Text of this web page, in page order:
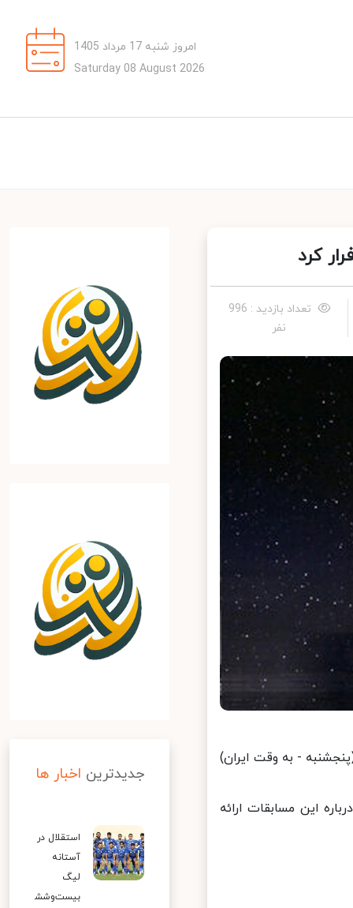
امروز شنبه 17 مرداد 1405
Saturday 08 August 2026
کرد
تعداد بازدید : 996
نفر
جام جهانی ۲۰۲۶ از ساعت ۱۰:۳۰ امروز (پنجشنبه - به وقت ایران)
این مسابقات ارائه
جدیدترین اخبار ها
استقلال در
آستانه
لیگ
بیست‌وشش